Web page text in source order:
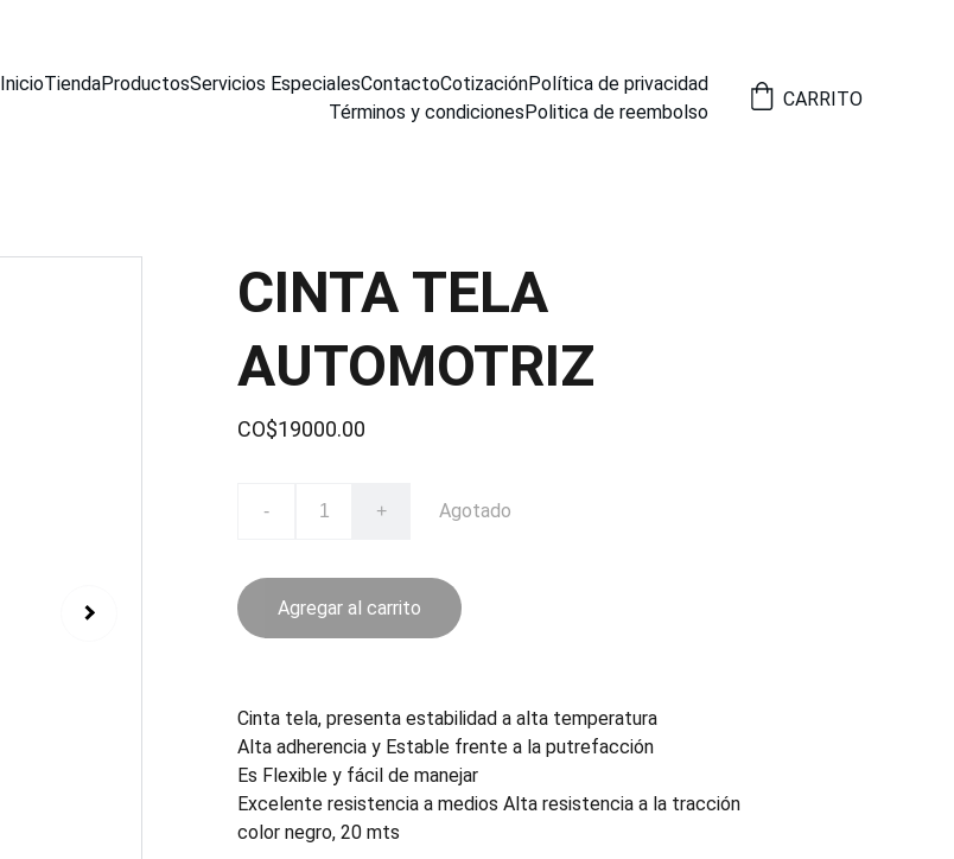
InicioTiendaProductosServicios EspecialesContactoCotizaciónPolítica de privacidad
Términos y condicionesPolitica de reembolso
CARRITO
CINTA TELA
AUTOMOTRIZ
CO$19000.00
- + Agotado
Agregar al carrito
Cinta tela, presenta estabilidad a alta temperatura
Alta adherencia y Estable frente a la putrefacción
Es Flexible y fácil de manejar
Excelente resistencia a medios Alta resistencia a la tracción
color negro, 20 mts